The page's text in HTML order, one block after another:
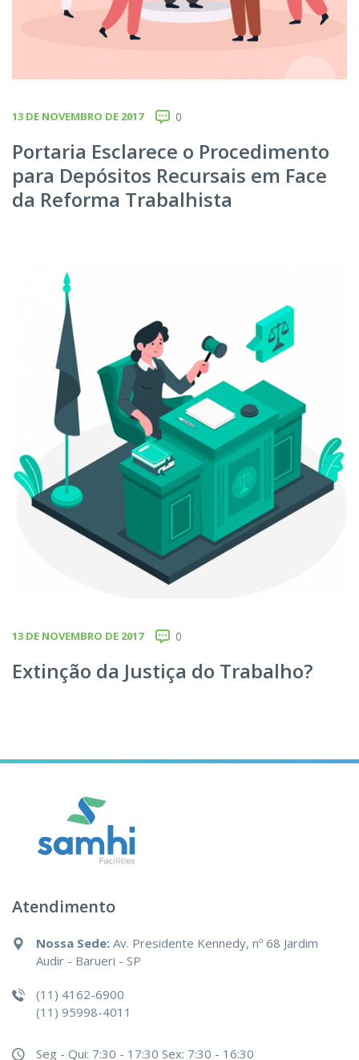
13 DE NOVEMBRO DE 2017 0
Portaria Esclarece o Procedimento
para Depósitos Recursais em Face
da Reforma Trabalhista
13 DE NOVEMBRO DE 2017 0
Extinção da Justiça do Trabalho?
Atendimento
Nossa Sede: Av. Presidente Kennedy, nº 68 Jardim
Audir - Barueri - SP
(11) 4162-6900
(11) 95998-4011
Seg - Qui: 7:30 - 17:30 Sex: 7:30 - 16:30